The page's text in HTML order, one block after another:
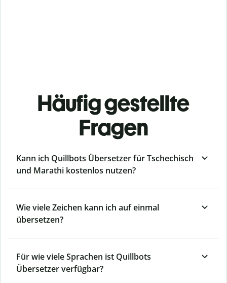
Häufig gestellte
Fragen
Kann ich Quillbots Übersetzer für Tschechisch
und Marathi kostenlos nutzen?
Wie viele Zeichen kann ich auf einmal
übersetzen?
Für wie viele Sprachen ist Quillbots
Übersetzer verfügbar?